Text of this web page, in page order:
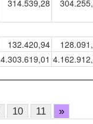
314.539,28
132.420,94
4.303.619,01
10 11 »